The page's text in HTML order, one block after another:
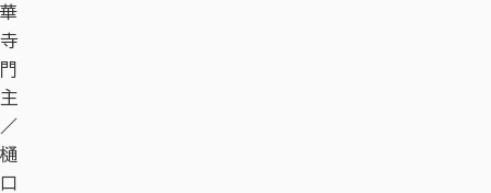
華
寺
門
主
／
樋
口